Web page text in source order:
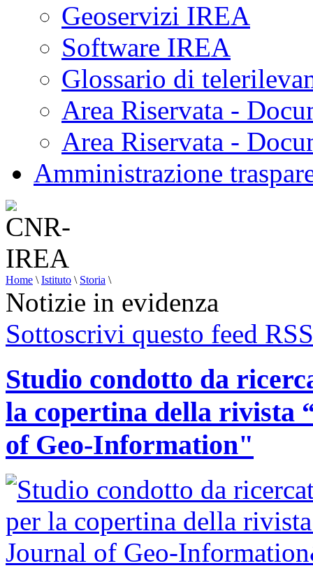
Geoservizi IREA
Software IREA
Glossario di
Area Riservata -
Area Riservata -
Amministrazione
Home \ Istituto \ Storia \
Notizie in evidenza
Sottoscrivi questo feed RSS
Studio condotto da
la copertina della rivista
of Geo-Information"